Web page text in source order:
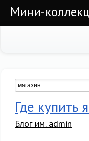
Мини-
Где купить
Блог им. admin